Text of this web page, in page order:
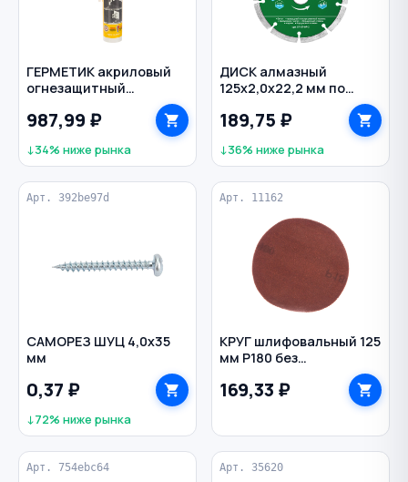
ГЕРМЕТИК акриловый
огнезащитный
терморасширяющийся
310 мл цв. серый
987,99 ₽
↓34% ниже рынка
ДИСК алмазный
125х2,0х22,2 мм по
сегментный 9
сегментов REDCHILI
189,75 ₽
↓36% ниже рынка
Арт. 392be97d
САМОРЕЗ ШУЦ 4,0х35
мм
0,37 ₽
↓72% ниже рынка
Арт. 11162
КРУГ шлифовальный 125
мм Р180 без
перфорации на липучке
GTOOL
169,33 ₽
Арт. 754ebc64 Арт. 35620